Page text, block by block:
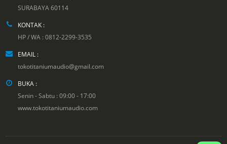
SURABAYA 60114
KONTAK :
HP / WA : 0812-2299-3535
EMAIL :
tokotitaniumaudio@gmail.com
BUKA :
Senin - Sabtu : 09:00 - 17:00
www.tokotitaniumaudio.com